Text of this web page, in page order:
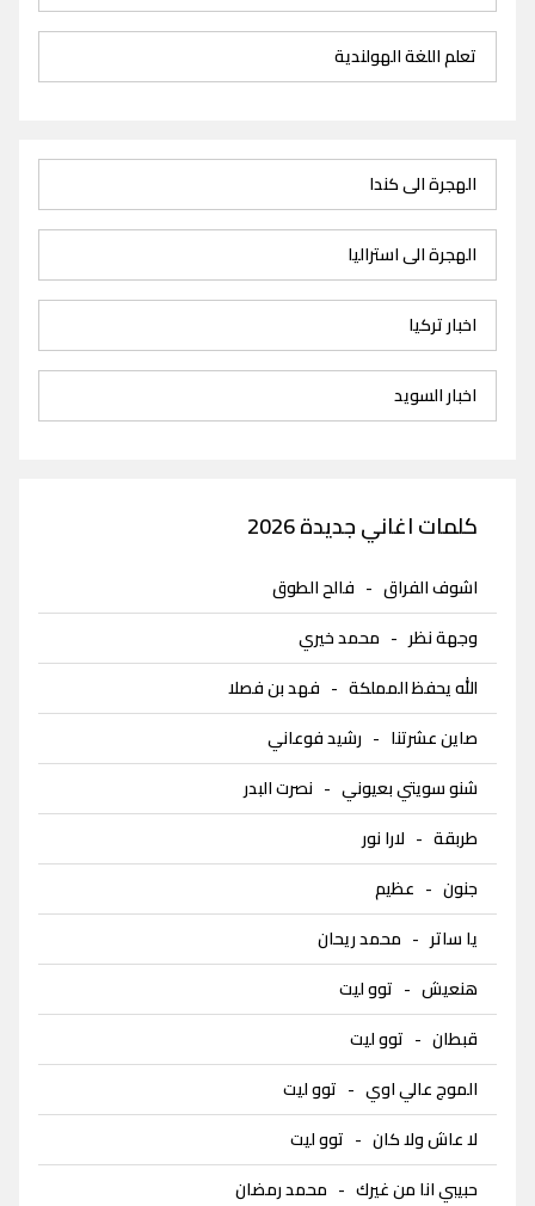
تعلم اللغة الهولندية
الهجرة الى كندا
الهجرة الى استراليا
اخبار تركيا
اخبار السويد
كلمات اغاني جديدة 2026
اشوف الفراق - فالح الطوق
وجهة نظر - محمد خيري
الله يحفظ المملكة - فهد بن فصلا
صاين عشرتنا - رشيد فوعاني
شنو سويتي بعيوني - نصرت البدر
طربقة - لارا نور
جنون - عظيم
يا ساتر - محمد ريحان
هنعيش - توو ليت
قبطان - توو ليت
الموج عالي اوي - توو ليت
لا عاش ولا كان - توو ليت
حبيبي انا من غيرك - محمد رمضان